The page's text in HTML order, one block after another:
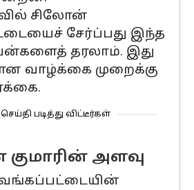
சிலோன்
சேர்ப்பது இந்த
தரலாம். இது
வாழ்க்கை முறைக்கு
செய்தி படித்து விட்டீர்கள்
அளவு